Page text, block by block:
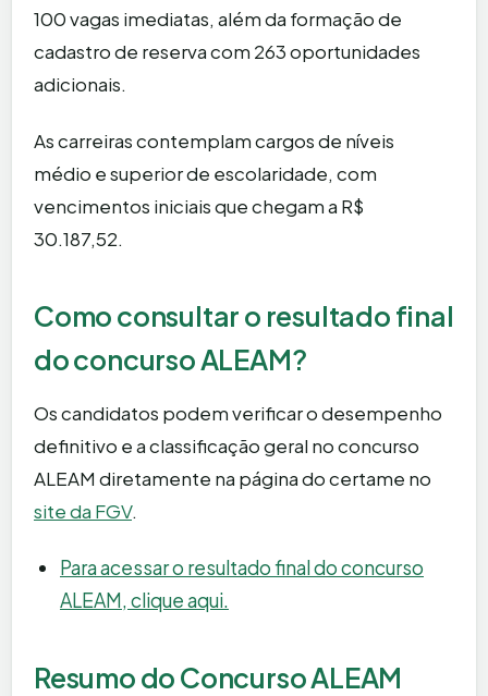
100 vagas imediatas, além da formação de
cadastro de reserva com 263 oportunidades
adicionais.
As carreiras contemplam cargos de níveis
médio e superior de escolaridade, com
vencimentos iniciais que chegam a R$
30.187,52.
Como consultar o resultado final
do concurso ALEAM?
Os candidatos podem verificar o desempenho
definitivo e a classificação geral no concurso
ALEAM diretamente na página do certame no
site da FGV.
Para acessar o resultado final do concurso
ALEAM, clique aqui.
Resumo do Concurso ALEAM